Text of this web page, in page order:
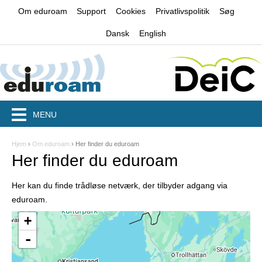
Jump to navigation
Om eduroam Support Cookies Privatlivspolitik Søg
Dansk English
D
u
e
h
e
Hjem › Om eduroam › Her finder du eduroam
Her finder du eduroam
Her kan du finde trådløse netværk, der tilbyder adgang via
eduroam.
+
-
MENU